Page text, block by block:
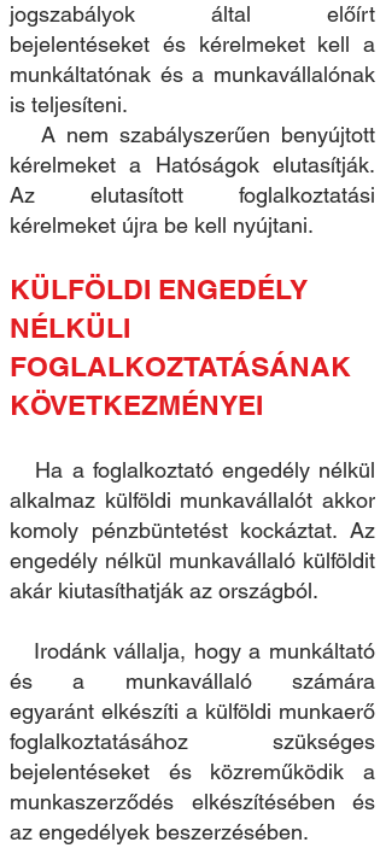
jogszabályok által előírt
bejelentéseket és kérelmeket kell a
munkáltatónak és a munkavállalónak
is teljesíteni.
A nem szabályszerűen benyújtott
kérelmeket a Hatóságok elutasítják.
Az elutasított foglalkoztatási
kérelmeket újra be kell nyújtani.
KÜLFÖLDI ENGEDÉLY
NÉLKÜLI
FOGLALKOZTATÁSÁNAK
KÖVETKEZMÉNYEI
Ha a foglalkoztató engedély nélkül
alkalmaz külföldi munkavállalót akkor
komoly pénzbüntetést kockáztat. Az
engedély nélkül munkavállaló külföldit
akár kiutasíthatják az országból.
Irodánk vállalja, hogy a munkáltató
és a munkavállaló számára
egyaránt elkészíti a külföldi munkaerő
foglalkoztatásához szükséges
bejelentéseket és közreműködik a
munkaszerződés elkészítésében és
az engedélyek beszerzésében.